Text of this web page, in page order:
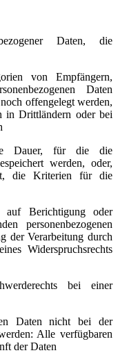
Daten, die
von Empfängern,
Daten
offengelegt werden,
in Drittländern oder bei
Dauer, für die die
werden, oder,
die Kriterien für die
auf Berichtigung oder
personenbezogenen
der Verarbeitung durch
Widerspruchsrechts
bei einer
Daten nicht bei der
Alle verfügbaren
der Daten